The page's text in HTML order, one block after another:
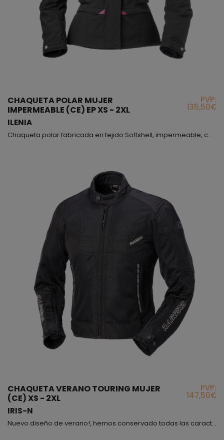
CHAQUETA POLAR MUJER
IMPERMEABLE (CE) EP XS - 2XL
ILENIA
PVP:
135,50€
Chaqueta polar fabricada en tejido Softshell, impermeable, con forro térmico desmontable y con sus correspondientes protectores en hombros, codos y espalda, este modelo incluye capucha que puedes extraer mediante cremallera cuando no te apetezca llevarla. El modelo Ilenia, puedes ajustártelo a la cintura mediante un cinturón y además puedes abrir las cremalleras laterales que se encuentran a la altura de las caderas para añadir unos centímetros más; está repleto de ...
CHAQUETA VERANO TOURING MUJER
(CE) XS - 2XL
IRIS-N
PVP:
147,50€
Nuevo diseño de verano!, hemos conservado todas las características de la antigua chaqueta Danna que tanto éxito ha tenido, añadiendo pequeños detalles que la han convertido en una prenda mucho más actual y tan cómoda como siempre, resumiendo, te ofrecemos con este producto un dos en uno!, nuevo modelo, igual comodidad; no obstante, te recordamos que la chaqueta Iris, continua siendo de talle corto a la altura de la cintura aproximadamente, es totalmente transpirabl...